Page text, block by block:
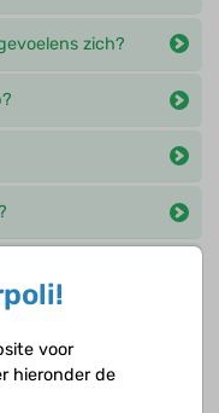
zich?
voor
hieronder de